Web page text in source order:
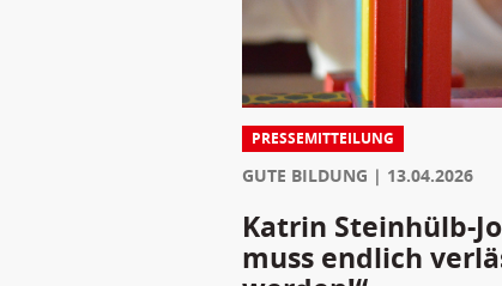
PRESSEMITTEILUNG
GUTE BILDUNG 13.04.2026
Katrin Steinhülb-
muss endlich